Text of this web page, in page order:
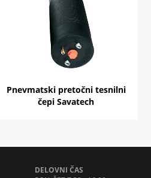
Pnevmatski pretočni tesnilni
čepi Savatech
DELOVNI ČAS